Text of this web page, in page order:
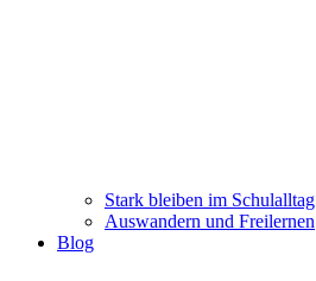
Stark bleiben im Schulalltag
Auswandern und Freilernen
Blog